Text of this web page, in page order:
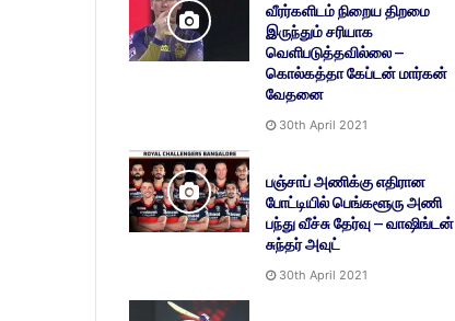
வீரர்களிடம் நிறைய திறமை
இருந்தும் சரியாக
வெளிபடுத்தவில்லை –
கொல்கத்தா கேப்டன் மார்கன்
வேதனை
30th April 2021
பஞ்சாப் அணிக்கு எதிரான
போட்டியில் பெங்களூரு அணி
பந்து வீச்சு தேர்வு – வாஷிங்டன்
சுந்தர் அவுட்
30th April 2021